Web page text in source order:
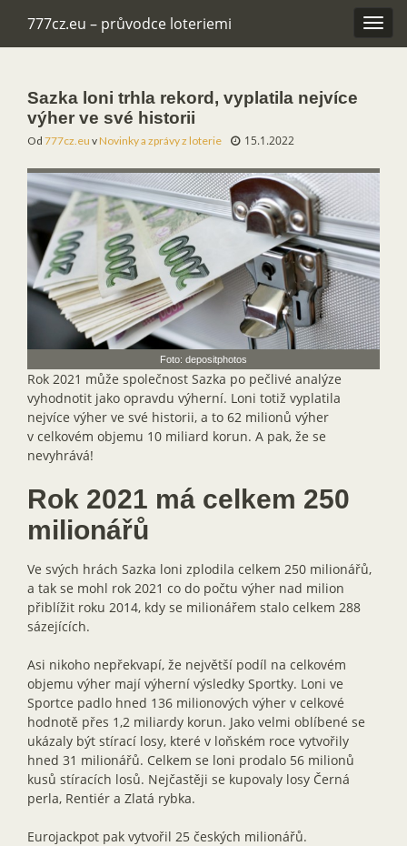
777cz.eu – průvodce loteriemi
Sazka loni trhla rekord, vyplatila nejvíce
výher ve své historii
Od 777cz.eu vNovinky a zprávy z loterie 15.1.2022
Foto: depositphotos
Rok 2021 může společnost Sazka po pečlivé analýze
vyhodnotit jako opravdu výherní. Loni totiž vyplatila
nejvíce výher ve své historii, a to 62 milionů výher
v celkovém objemu 10 miliard korun. A pak, že se
nevyhrává!
Rok 2021 má celkem 250
milionářů
Ve svých hrách Sazka loni zplodila celkem 250 milionářů,
a tak se mohl rok 2021 co do počtu výher nad milion
přiblížit roku 2014, kdy se milionářem stalo celkem 288
sázejících.
Asi nikoho nepřekvapí, že největší podíl na celkovém
objemu výher mají výherní výsledky Sportky. Loni ve
Sportce padlo hned 136 milionových výher v celkové
hodnotě přes 1,2 miliardy korun. Jako velmi oblíbené se
ukázaly být stírací losy, které v loňském roce vytvořily
hned 31 milionářů. Celkem se loni prodalo 56 milionů
kusů stíracích losů. Nejčastěji se kupovaly losy Černá
perla, Rentiér a Zlatá rybka.
Eurojackpot pak vytvořil 25 českých milionářů.